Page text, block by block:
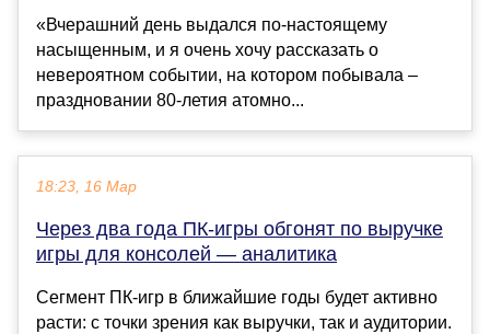
«Вчерашний день выдался по-настоящему
насыщенным, и я очень хочу рассказать о
невероятном событии, на котором побывала –
праздновании 80-летия атомно...
18:23, 16 Мар
Через два года ПК-игры обгонят по выручке
игры для консолей — аналитика
Сегмент ПК-игр в ближайшие годы будет активно
расти: с точки зрения как выручки, так и аудитории.